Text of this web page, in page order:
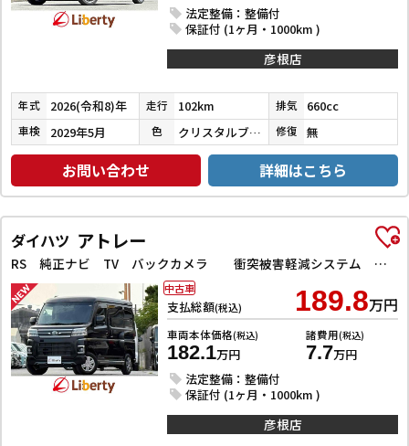
法定整備：整備付
保証付 (1ヶ月・1000km )
彦根店
年式 2026(令和8)年 走行 102km 排気 660cc
車検 2029年5月 色 クリスタルブラックパール 修復 無
お問い合わせ 詳細はこちら
ダイハツ アトレー
RS 純正ナビ TV バックカメラ 衝突被害軽減システム クリアランスソナー オートクルーズコントロール 両側電動スライドドア スマートキー アイドリングストップ 電動格納ミラー オートライト
支払総額(税込) 189.8万円
車両本体価格(税込)
182.1万円
諸費用(税込)
7.7万円
法定整備：整備付
保証付 (1ヶ月・1000km )
中古車
彦根店